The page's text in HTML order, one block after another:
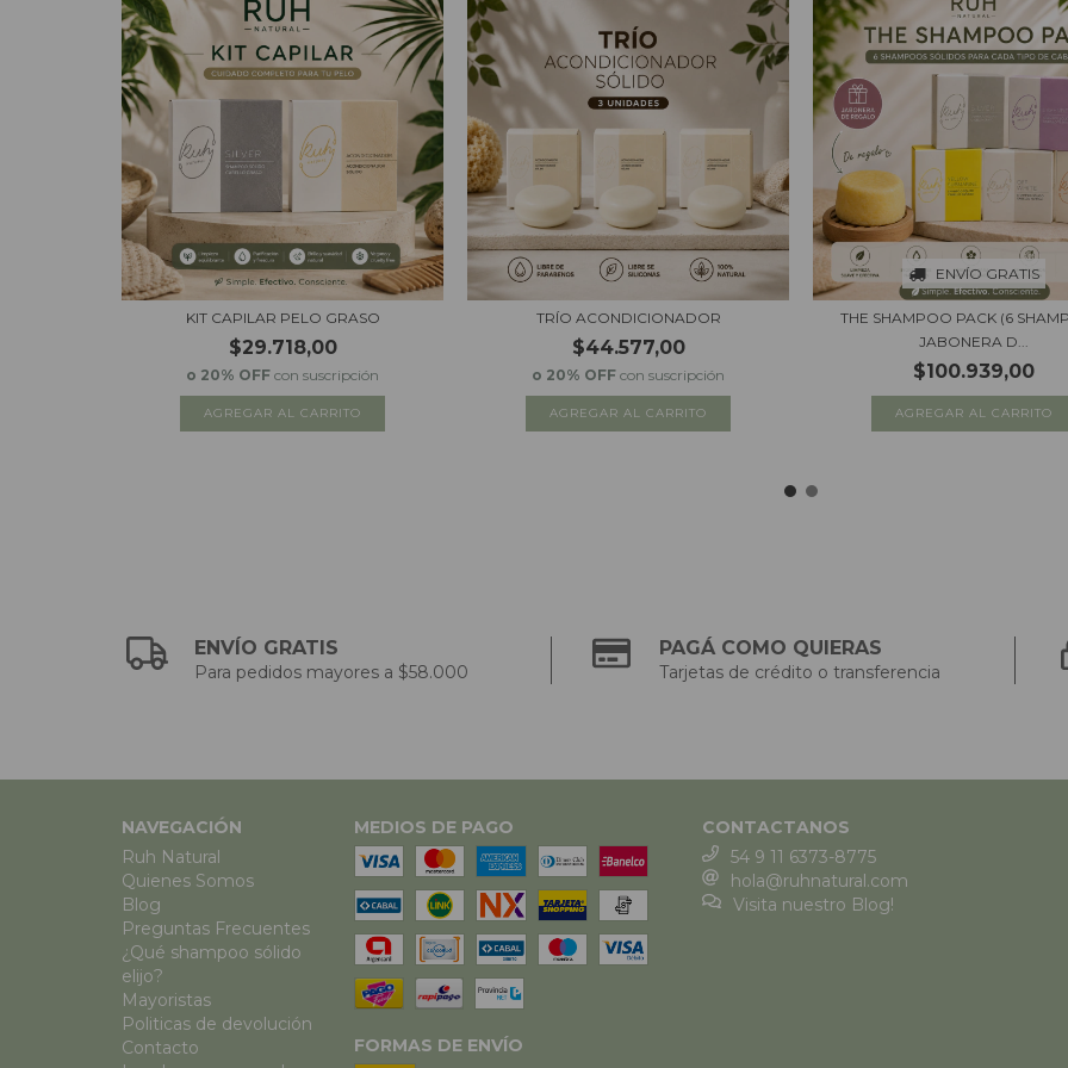
KIT CAPILAR PELO GRASO
$29.718,00
o 20% OFF con suscripción
AGREGAR AL CARRITO
TRÍO ACONDICIONADOR
$44.577,00
o 20% OFF con suscripción
AGREGAR AL CARRITO
ENVÍO GRATIS
THE SHAMPOO PACK (6
JABONERA D...
$100.939,00
AGREGAR AL CARRITO
ENVÍO GRATIS
Para pedidos mayores a $58.000
PAGÁ COMO QUIERAS
Tarjetas de crédito o transferencia
NAVEGACIÓN
Ruh Natural
Quienes Somos
Blog
Preguntas Frecuentes
¿Qué shampoo sólido
elijo?
Mayoristas
Politicas de devolución
Contacto
MEDIOS DE PAGO
FORMAS DE ENVÍO
CONTACTANOS
54 9 11 6373-8775
hola@ruhnatural.com
Visita nuestro Blog!